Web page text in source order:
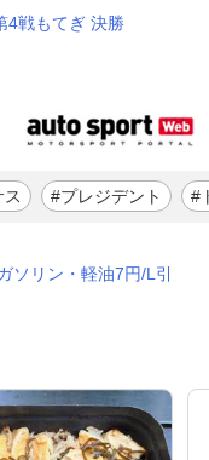
4戦もてぎ 決勝
#プレジデント #
ソリン・軽油7円/L引